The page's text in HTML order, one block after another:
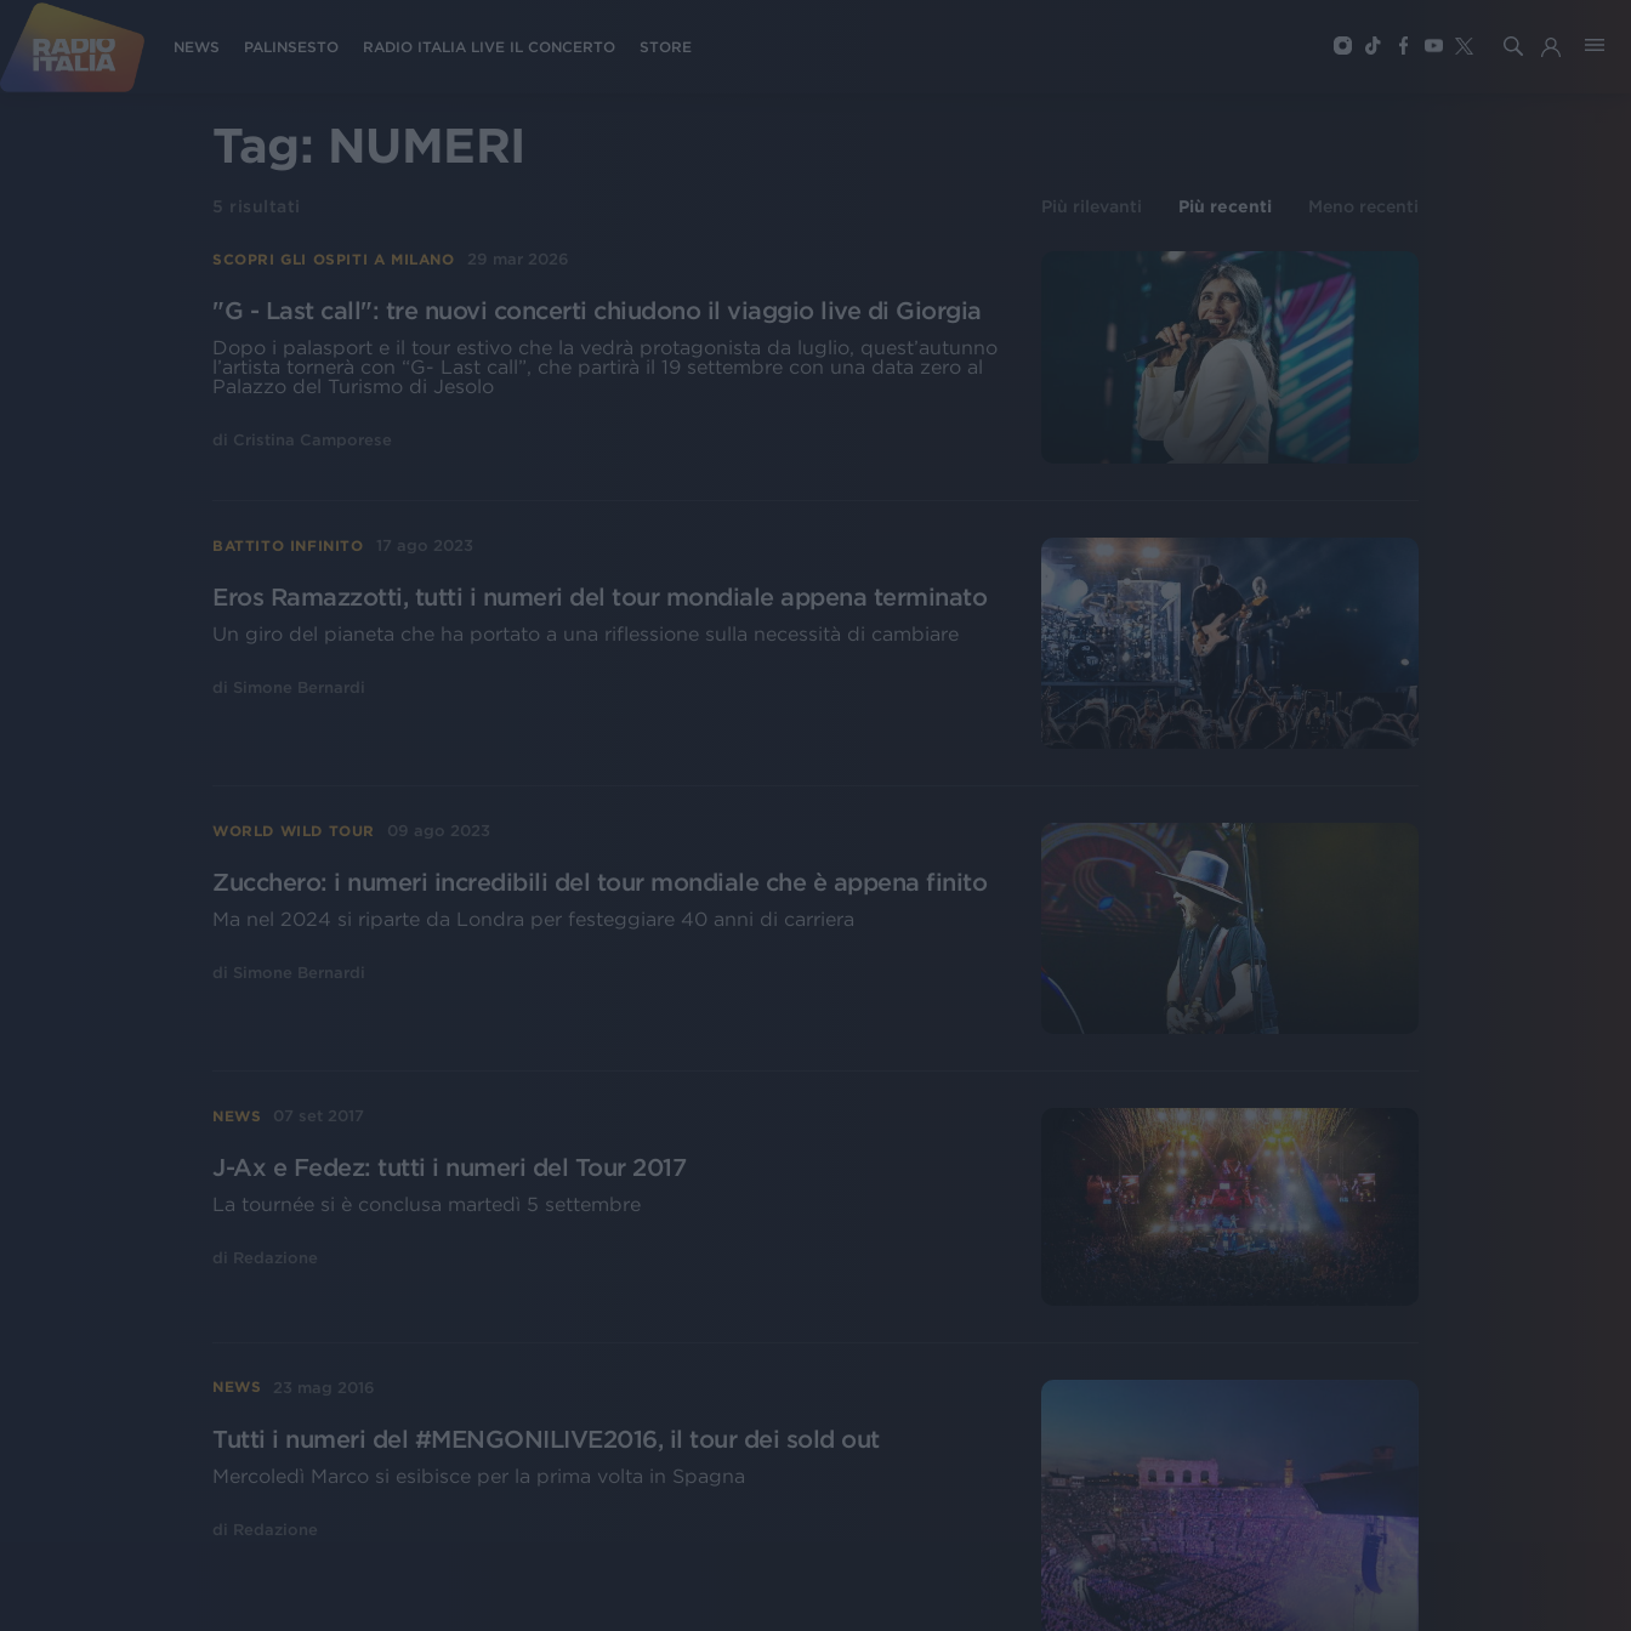
NEWS PALINSESTO RADIO ITALIA LIVE IL CONCERTO STORE
Tag: NUMERI
5 risultati Più rilevanti Più recenti Meno recenti
SCOPRI GLI OSPITI A MILANO 29 mar 2026
"G - Last call": tre nuovi concerti chiudono il viaggio live di Giorgia
Dopo i palasport e il tour estivo che la vedrà protagonista da luglio, quest’autunno
l’artista tornerà con “G- Last call”, che partirà il 19 settembre con una data zero al
Palazzo del Turismo di Jesolo
di Cristina Camporese
BATTITO INFINITO 17 ago 2023
Eros Ramazzotti, tutti i numeri del tour mondiale appena terminato
Un giro del pianeta che ha portato a una riflessione sulla necessità di cambiare
di Simone Bernardi
WORLD WILD TOUR 09 ago 2023
Zucchero: i numeri incredibili del tour mondiale che è appena finito
Ma nel 2024 si riparte da Londra per festeggiare 40 anni di carriera
di Simone Bernardi
NEWS 07 set 2017
J-Ax e Fedez: tutti i numeri del Tour 2017
La tournée si è conclusa martedì 5 settembre
di Redazione
NEWS 23 mag 2016
Tutti i numeri del #MENGONILIVE2016, il tour dei sold out
Mercoledì Marco si esibisce per la prima volta in Spagna
di Redazione